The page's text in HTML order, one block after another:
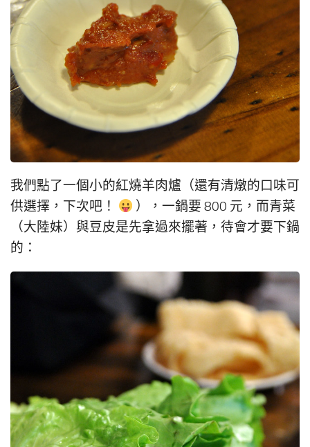
我們點了一個小的紅燒羊肉爐（還有清燉的口味可
供選擇，下次吧！
），一鍋要 800 元，而青菜
（大陸妹）與豆皮是先拿過來擺著，待會才要下鍋
的：